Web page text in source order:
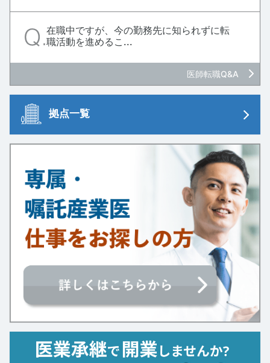
在職中ですが、今の勤務先に知られずに転
職活動を進めるこ...
医師転職Q&A
拠点一覧